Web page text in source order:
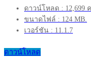
ดาวน์โหลด : 12,699
ขนาดไฟล์ : 124 MB.
เวอร์ชัน : 11.1.7
ดาวน์โหลด